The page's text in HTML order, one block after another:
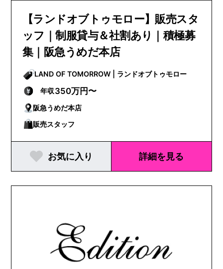
【ランドオブトゥモロー】販売スタ
ッフ｜制服貸与＆社割あり｜積極募
集｜阪急うめだ本店
LAND OF TOMORROW | ランドオブトゥモロー
年収350万円〜
阪急うめだ本店
販売スタッフ
お気に入り 詳細を見る